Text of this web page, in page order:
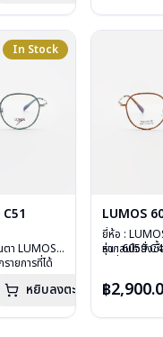
, ผ้าเช็ดแว่น
น้ำหนัก : 16
อุปกรณ์ : กล่อ
In Stock
, ผ้าเช็ดแว่น
ตา LUMOS
ายการที่ได้
หยิบลงตะกร้า
LUMOS
ยี่ห้อ :
รุ่น : 6059
บานพับ : ไม่มีส
อุปกรณ์ : กล่อ
หากสนใจสั่ง
฿